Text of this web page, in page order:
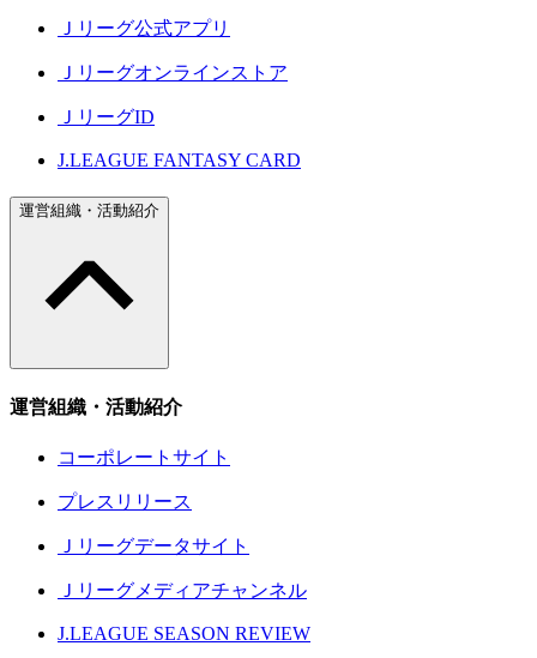
Ｊリーグ公式アプリ
Ｊリーグオンラインストア
ＪリーグID
J.LEAGUE FANTASY CARD
運営組織・活動紹介
運営組織・活動紹介
コーポレートサイト
プレスリリース
Ｊリーグデータサイト
Ｊリーグメディアチャンネル
J.LEAGUE SEASON REVIEW